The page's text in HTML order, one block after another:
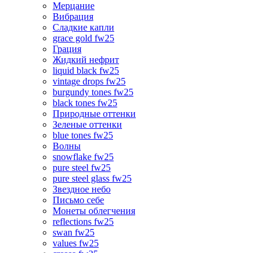
Мерцание
Вибрация
Сладкие капли
grace gold fw25
Грация
Жидкий нефрит
liquid black fw25
vintage drops fw25
burgundy tones fw25
black tones fw25
Природные оттенки
Зеленые оттенки
blue tones fw25
Волны
snowflake fw25
pure steel fw25
pure steel glass fw25
Звездное небо
Письмо себе
Монеты облегчения
reflections fw25
swan fw25
values fw25